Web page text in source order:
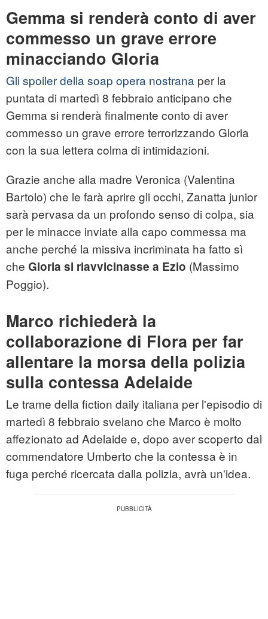
Gemma si renderà conto di aver
commesso un grave errore
minacciando Gloria
Gli spoiler della soap opera nostrana per la
puntata di martedì 8 febbraio anticipano che
Gemma si renderà finalmente conto di aver
commesso un grave errore terrorizzando Gloria
con la sua lettera colma di intimidazioni.
Grazie anche alla madre Veronica (Valentina
Bartolo) che le farà aprire gli occhi, Zanatta junior
sarà pervasa da un profondo senso di colpa, sia
per le minacce inviate alla capo commessa ma
anche perché la missiva incriminata ha fatto sì
che Gloria si riavvicinasse a Ezio (Massimo
Poggio).
Marco richiederà la
collaborazione di Flora per far
allentare la morsa della polizia
sulla contessa Adelaide
Le trame della fiction daily italiana per l'episodio di
martedì 8 febbraio svelano che Marco è molto
affezionato ad Adelaide e, dopo aver scoperto dal
commendatore Umberto che la contessa è in
fuga perché ricercata dalla polizia, avrà un'idea.